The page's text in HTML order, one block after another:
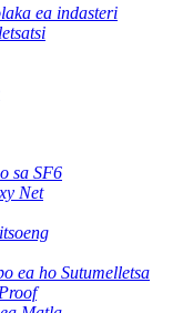
ea indasteri
sa SF6
Net
ea ho Sutumelletsa